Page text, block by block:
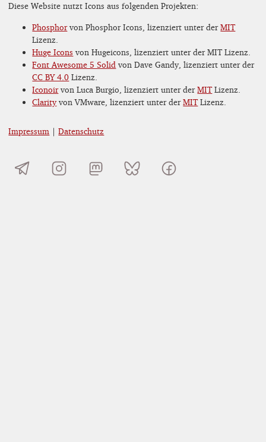
Diese Website nutzt Icons aus folgenden Projekten:
Phosphorvon Phosphor Icons, lizenziert unter derMIT
Lizenz.
Huge Icons von Hugeicons, lizenziert unter der MIT Lizenz.
Font Awesome 5 Solid von Dave Gandy, lizenziert unter der
CC BY 4.0 Lizenz.
Iconoirvon Luca Burgio, lizenziert unter derMITLizenz.
Clarityvon VMware, lizenziert unter derMITLizenz.
Impressum |Datenschutz